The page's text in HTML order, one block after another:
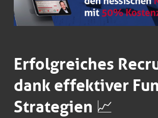
Erfolgreiches
dank effektiver
Strategien 📈